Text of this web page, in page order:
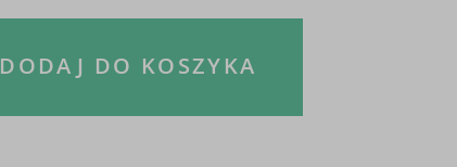
DODAJ DO KOSZYKA